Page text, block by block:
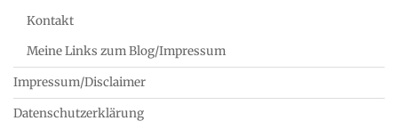
Kontakt
Meine Links zum Blog/Impressum
Impressum/Disclaimer
Datenschutzerklärung